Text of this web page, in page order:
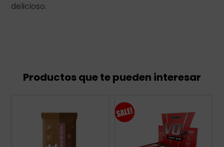
delicioso.
Productos que te pueden interesar